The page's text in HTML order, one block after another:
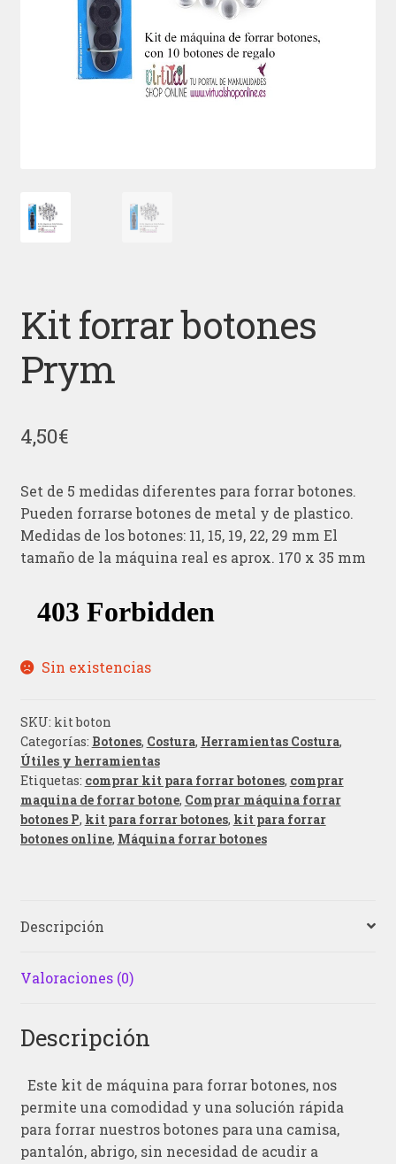
Kit forrar botones
Prym
4,50€
Set de 5 medidas diferentes para forrar botones.
Pueden forrarse botones de metal y de plastico.
Medidas de los botones: 11, 15, 19, 22, 29 mm El
tamaño de la máquina real es aprox. 170 x 35 mm
Sin existencias
SKU: kit boton
Categorías: Botones, Costura, Herramientas Costura,
Útiles y herramientas
Etiquetas: comprar kit para forrar botones, comprar
maquina de forrar botone, Comprar máquina forrar
botones P, kit para forrar botones, kit para forrar
botones online, Máquina forrar botones
Descripción
Valoraciones (0)
Descripción
Este kit de máquina para forrar botones, nos
permite una comodidad y una solución rápida
para forrar nuestros botones para una camisa,
pantalón, abrigo, sin necesidad de acudir a